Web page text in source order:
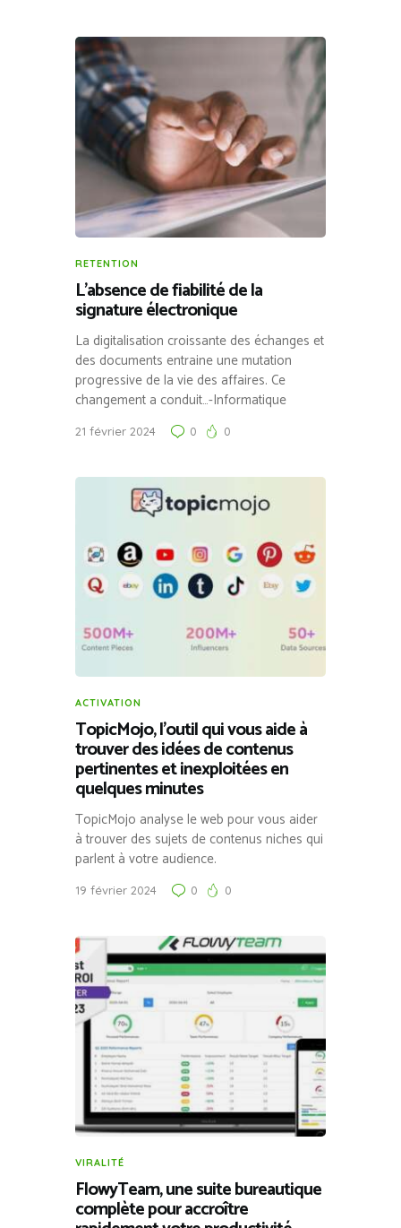
RETENTION
L’absence de fiabilité de la
signature électronique
La digitalisation croissante des échanges et
des documents entraine une mutation
progressive de la vie des affaires. Ce
changement a conduit…-Informatique
21 février 2024 0 0
ACTIVATION
TopicMojo, l’outil qui vous aide à
trouver des idées de contenus
pertinentes et inexploitées en
quelques minutes
TopicMojo analyse le web pour vous aider
à trouver des sujets de contenus niches qui
parlent à votre audience.
19 février 2024 0 0
VIRALITÉ
FlowyTeam, une suite bureautique
complète pour accroître